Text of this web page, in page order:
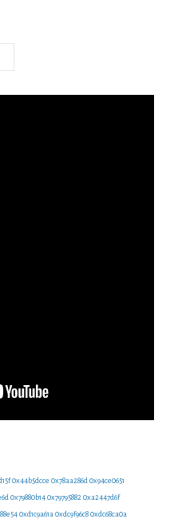
0x44b5dcce 0x78aa286d0x94ce0651
0x79880b140x797958820xa2447d6f
0xd1c9a61a0xdc9f96c80xdc68ca0a